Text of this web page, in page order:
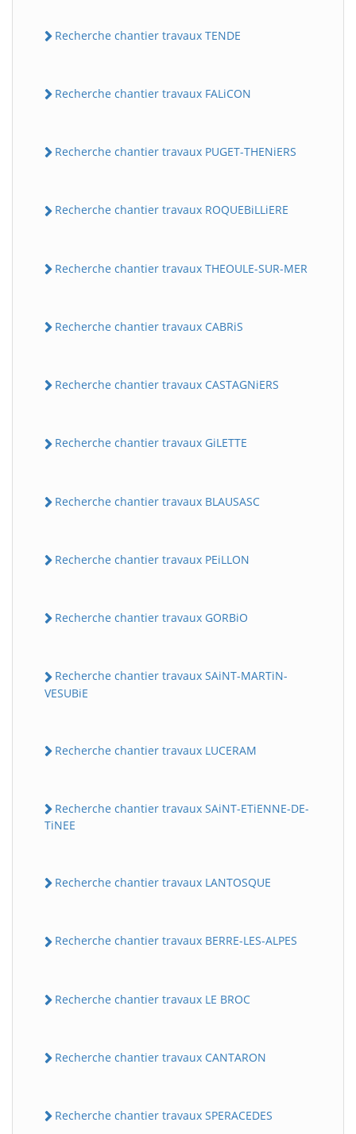
Recherche chantier travaux TENDE
Recherche chantier travaux FALiCON
Recherche chantier travaux PUGET-THENiERS
Recherche chantier travaux ROQUEBiLLiERE
Recherche chantier travaux THEOULE-SUR-MER
Recherche chantier travaux CABRiS
Recherche chantier travaux CASTAGNiERS
Recherche chantier travaux GiLETTE
Recherche chantier travaux BLAUSASC
Recherche chantier travaux PEiLLON
Recherche chantier travaux GORBiO
Recherche chantier travaux SAiNT-MARTiN-
VESUBiE
Recherche chantier travaux LUCERAM
Recherche chantier travaux SAiNT-ETiENNE-DE-
TiNEE
Recherche chantier travaux LANTOSQUE
Recherche chantier travaux BERRE-LES-ALPES
Recherche chantier travaux LE BROC
Recherche chantier travaux CANTARON
Recherche chantier travaux SPERACEDES